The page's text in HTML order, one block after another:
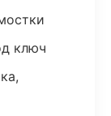
ключ